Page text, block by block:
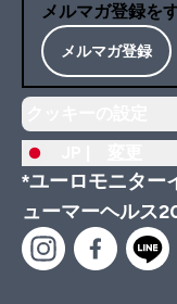
メルマガ登録を
メルマガ登録
*ユーロモニター
ューマーヘルス